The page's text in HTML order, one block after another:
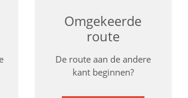
Omgekeerde
route
De route aan de andere
kant beginnen?